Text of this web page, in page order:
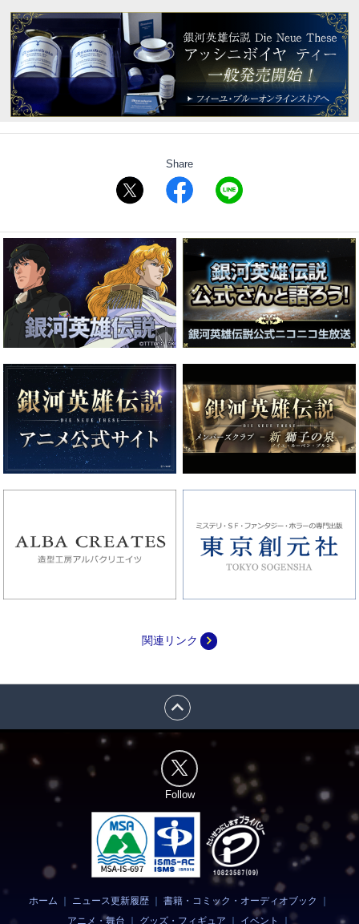
Share
関連リンク navigate_next
expand_less
Follow
ホーム ｜ ニュース更新履歴 ｜書籍・コミック・オーディオブック
｜
アニメ・舞台
｜ グッズ・フィギュア ｜ イベント ｜